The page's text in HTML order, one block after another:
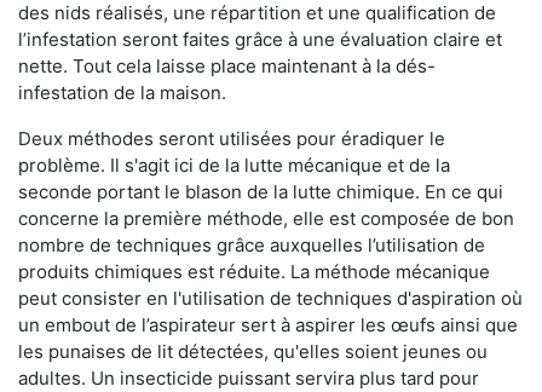
des nids réalisés, une répartition et une qualification de
l’infestation seront faites grâce à une évaluation claire et
nette. Tout cela laisse place maintenant à la dés-
infestation de la maison.
Deux méthodes seront utilisées pour éradiquer le
problème. Il s'agit ici de la lutte mécanique et de la
seconde portant le blason de la lutte chimique. En ce qui
concerne la première méthode, elle est composée de bon
nombre de techniques grâce auxquelles l’utilisation de
produits chimiques est réduite. La méthode mécanique
peut consister en l'utilisation de techniques d'aspiration où
un embout de l’aspirateur sert à aspirer les œufs ainsi que
les punaises de lit détectées, qu'elles soient jeunes ou
adultes. Un insecticide puissant servira plus tard pour